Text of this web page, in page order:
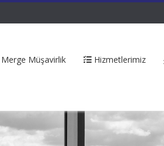
Merge Müşavirlik Hizmetlerimiz